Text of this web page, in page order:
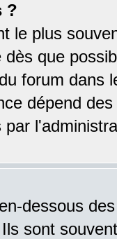
?
le plus
que
forum dans
dépend
dessous
sont